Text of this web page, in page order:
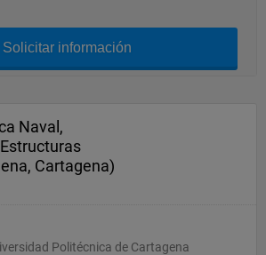
Solicitar información
Naval,
Cartagena)
Politécnica de Cartagena